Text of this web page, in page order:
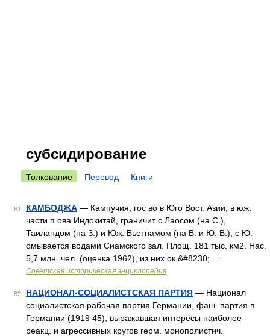
субсидирование
Толкование Перевод Книги
81 КАМБОДЖА — Кампучия, гос во в Юго Вост. Азии, в юж.
части п ова Индокитай, граничит с Лаосом (на С.),
Таиландом (на З.) и Юж. Вьетнамом (на В. и Ю. В.), с Ю.
омывается водами Сиамского зал. Площ. 181 тыс. км2. Нас.
5,7 млн. чел. (оценка 1962), из них ок.&#8230; …
Советская историческая энциклопедия
82 НАЦИОНАЛ-СОЦИАЛИСТСКАЯ ПАРТИЯ — Национал
социалистская рабочая партия Германии, фаш. партия в
Германии (1919 45), выражавшая интересы наиболее
реакц. и агрессивных кругов герм. монополистич.